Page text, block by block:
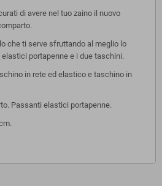
di avere nel tuo zaino il nuovo
che ti serve sfruttando al meglio lo
portapenne e i due taschini.
in rete ed elastico e taschino in
Passanti elastici portapenne.